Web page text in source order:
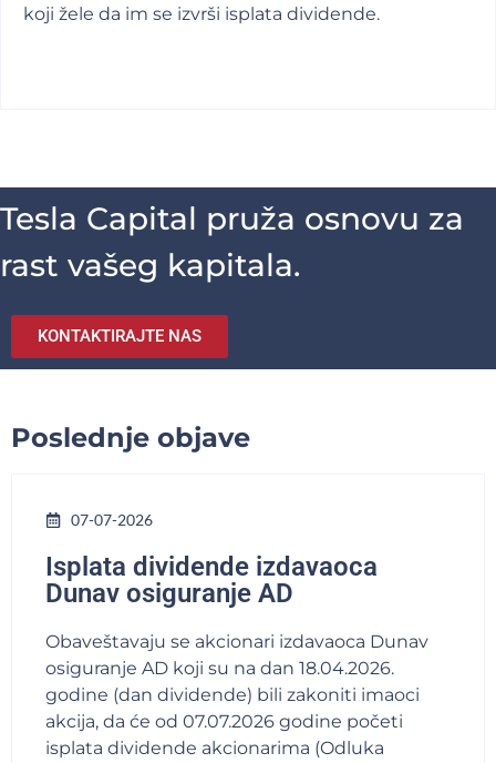
koji žele da im se izvrši isplata dividende.
Tesla Capital pruža osnovu za
rast vašeg kapitala.
KONTAKTIRAJTE NAS
Poslednje objave
07-07-2026
Isplata dividende izdavaoca
Dunav osiguranje AD
Obaveštavaju se akcionari izdavaoca Dunav
osiguranje AD koji su na dan 18.04.2026.
godine (dan dividende) bili zakoniti imaoci
akcija, da će od 07.07.2026 godine početi
isplata dividende akcionarima (Odluka